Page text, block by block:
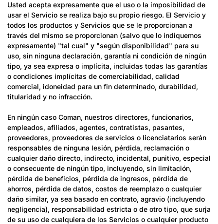
Usted acepta expresamente que el uso o la imposibilidad de
usar el Servicio se realiza bajo su propio riesgo. El Servicio y
todos los productos y Servicios que se le proporcionan a
través del mismo se proporcionan (salvo que lo indiquemos
expresamente) "tal cual" y "según disponibilidad" para su
uso, sin ninguna declaración, garantía ni condición de ningún
tipo, ya sea expresa o implícita, incluidas todas las garantías
o condiciones implícitas de comerciabilidad, calidad
comercial, idoneidad para un fin determinado, durabilidad,
titularidad y no infracción.
En ningún caso Coman, nuestros directores, funcionarios,
empleados, afiliados, agentes, contratistas, pasantes,
proveedores, proveedores de servicios o licenciatarios serán
responsables de ninguna lesión, pérdida, reclamación o
cualquier daño directo, indirecto, incidental, punitivo, especial
o consecuente de ningún tipo, incluyendo, sin limitación,
pérdida de beneficios, pérdida de ingresos, pérdida de
ahorros, pérdida de datos, costos de reemplazo o cualquier
daño similar, ya sea basado en contrato, agravio (incluyendo
negligencia), responsabilidad estricta o de otro tipo, que surja
de su uso de cualquiera de los Servicios o cualquier producto